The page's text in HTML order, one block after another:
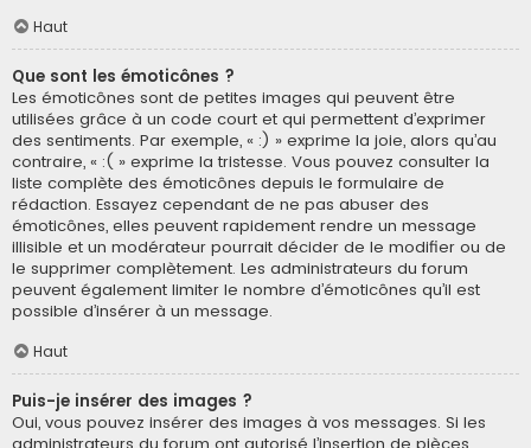
Haut
Que sont les émoticônes ?
Les émoticônes sont de petites images qui peuvent être
utilisées grâce à un code court et qui permettent d’exprimer
des sentiments. Par exemple, « :) » exprime la joie, alors qu’au
contraire, « :( » exprime la tristesse. Vous pouvez consulter la
liste complète des émoticônes depuis le formulaire de
rédaction. Essayez cependant de ne pas abuser des
émoticônes, elles peuvent rapidement rendre un message
illisible et un modérateur pourrait décider de le modifier ou de
le supprimer complètement. Les administrateurs du forum
peuvent également limiter le nombre d’émoticônes qu’il est
possible d’insérer à un message.
Haut
Puis-je insérer des images ?
Oui, vous pouvez insérer des images à vos messages. Si les